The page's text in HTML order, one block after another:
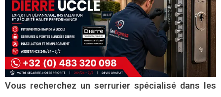
Vous recherchez un serrurier spécialisé dans les